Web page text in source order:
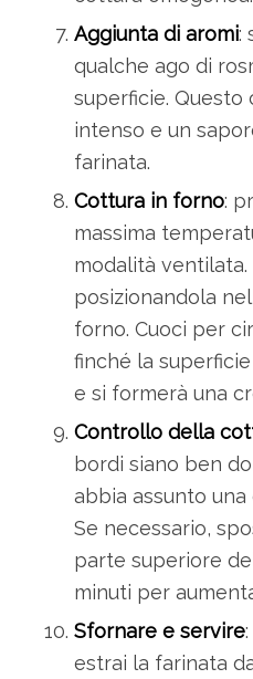
Aggiunta di aromi:
qualche ago di
superficie.
intenso e un
farinata.
Cottura in forno:
massima
modalità
posizionandola
forno. Cuoci per
finché la
e si formerà una
Controllo della
bordi siano ben
abbia assunto
Se necessario,
parte superiore
minuti per
Sfornare e servire
estrai la farinata